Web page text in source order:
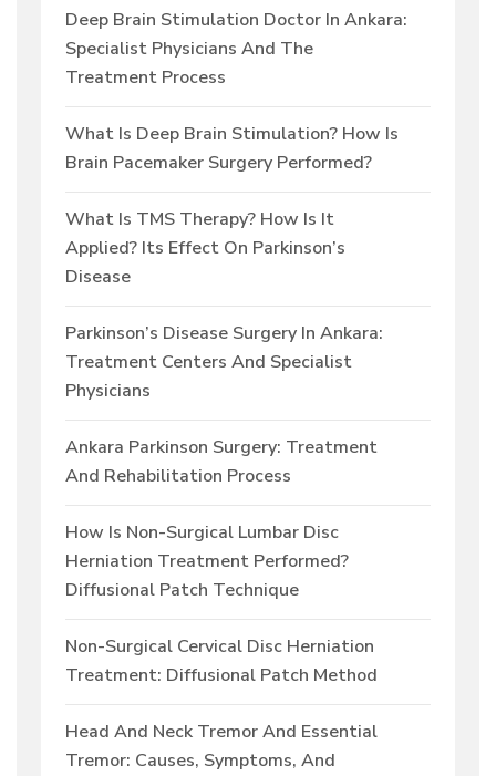
Deep Brain Stimulation Doctor In Ankara:
Specialist Physicians And The
Treatment Process
What Is Deep Brain Stimulation? How Is
Brain Pacemaker Surgery Performed?
What Is TMS Therapy? How Is It
Applied? Its Effect On Parkinson’s
Disease
Parkinson’s Disease Surgery In Ankara:
Treatment Centers And Specialist
Physicians
Ankara Parkinson Surgery: Treatment
And Rehabilitation Process
How Is Non-Surgical Lumbar Disc
Herniation Treatment Performed?
Diffusional Patch Technique
Non-Surgical Cervical Disc Herniation
Treatment: Diffusional Patch Method
Head And Neck Tremor And Essential
Tremor: Causes, Symptoms, And